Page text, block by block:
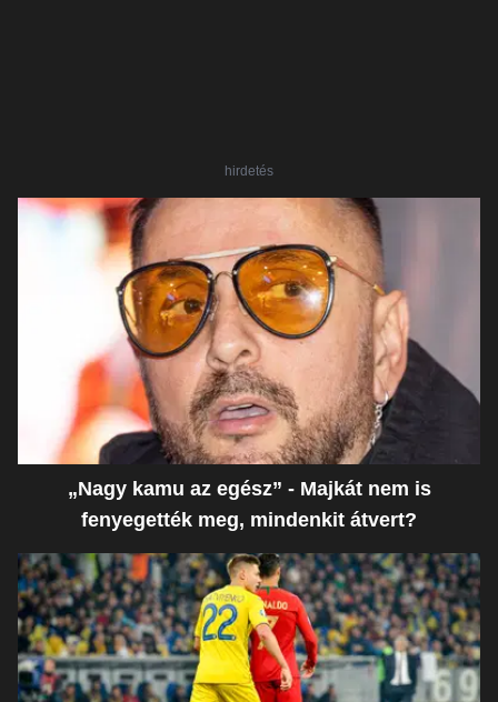
hirdetés
„Nagy kamu az egész” - Majkát nem is
fenyegették meg, mindenkit átvert?